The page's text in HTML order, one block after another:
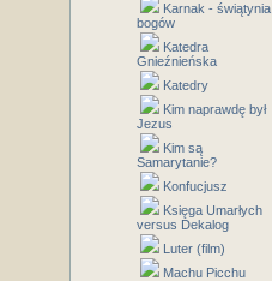
Karnak - świątynia
bogów
Katedra
Gnieźnieńska
Katedry
Kim naprawdę był
Jezus
Kim są
Samarytanie?
Konfucjusz
Księga Umarłych
versus Dekalog
Luter (film)
Machu Picchu